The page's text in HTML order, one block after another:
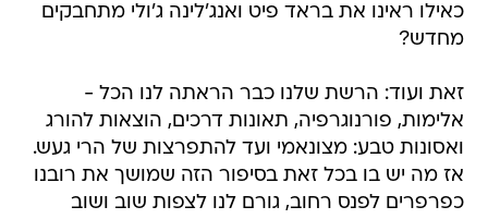
כאילו ראינו את בראד פיט ואנג'לינה ג'ולי מתחבקים
מחדש?
זאת ועוד: הרשת שלנו כבר הראתה לנו הכל -
אלימות, פורנוגרפיה, תאונות דרכים, הוצאות להורג
ואסונות טבע: מצונאמי ועד להתפרצות של הרי געש.
אז מה יש בו בכל זאת בסיפור הזה שמושך את רובנו
כפרפרים לפנס רחוב, גורם לנו לצפות שוב ושוב